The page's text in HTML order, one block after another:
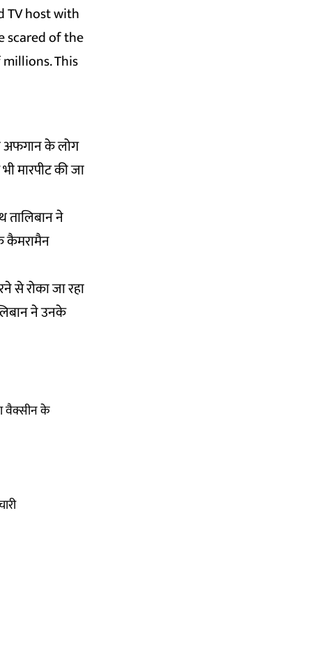
TV host with
scared of the
This
अफगान के लोग
मारपीट की जा
तालिबान ने
कैमरामैन
से रोका जा रहा
ने उनके
वैक्सीन के